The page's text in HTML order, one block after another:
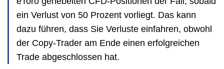
ein Verlust von 50 Prozent vorliegt. Das kann
dazu führen, dass Sie Verluste einfahren, obwohl
der Copy-Trader am Ende einen erfolgreichen
Trade abgeschlossen hat.